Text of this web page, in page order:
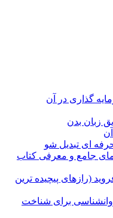
گذاری در آن
زبان بدن
حرفه ای تبدیل شو
جامع و معرفی کتاب
(رازهای پیچیده ترین
برای شناخت